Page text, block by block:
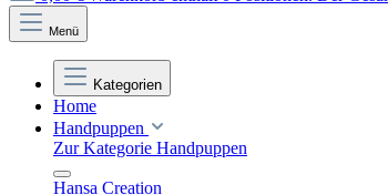
Menü
Kategorien
Home
Handpuppen
Zur Kategorie Handpuppen
Hansa Creation